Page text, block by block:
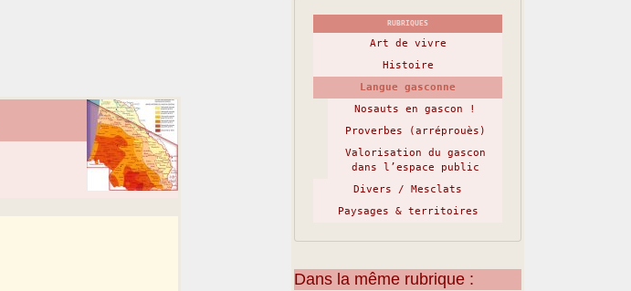
RUBRIQUES
Art de vivre
Histoire
Langue gasconne
Nosauts en gascon !
Proverbes (arréprouès)
Valorisation du gascon
dans l’espace public
Divers / Mesclats
Paysages & territoires
Dans la même rubrique :